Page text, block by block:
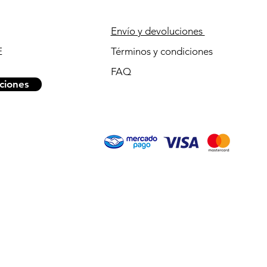
Envío y devoluciones
Términos y condiciones
FAQ